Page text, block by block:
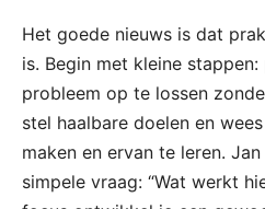
Het goede nieuws is dat
is. Begin met kleine
probleem op te lossen
stel haalbare doelen en
maken en ervan te leren.
simpele vraag: “Wat werkt